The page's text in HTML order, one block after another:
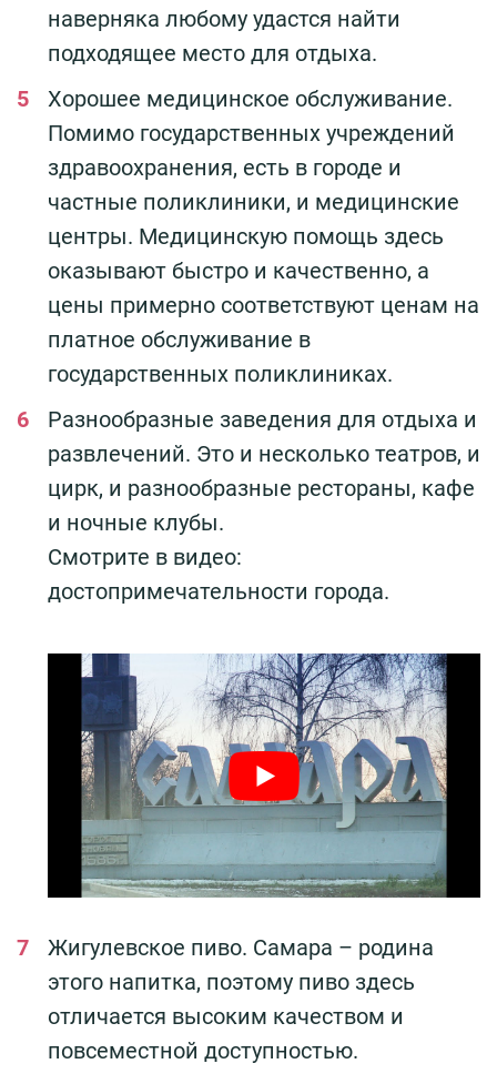
наверняка любому удастся найти
подходящее место для отдыха.
Хорошее медицинское обслуживание.
Помимо государственных учреждений
здравоохранения, есть в городе и
частные поликлиники, и медицинские
центры. Медицинскую помощь здесь
оказывают быстро и качественно, а
цены примерно соответствуют ценам на
платное обслуживание в
государственных поликлиниках.
Разнообразные заведения для отдыха и
развлечений. Это и несколько театров, и
цирк, и разнообразные рестораны, кафе
и ночные клубы.
Смотрите в видео:
достопримечательности города.
Жигулевское пиво. Самара – родина
этого напитка, поэтому пиво здесь
отличается высоким качеством и
повсеместной доступностью.